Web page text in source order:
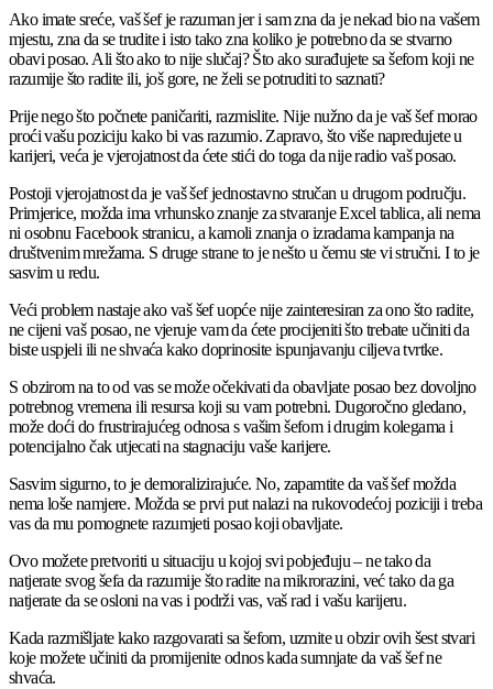
Ako imate sreće, vaš šef je razuman jer i sam zna da je nekad bio na vašem
mjestu, zna da se trudite i isto tako zna koliko je potrebno da se stvarno
obavi posao. Ali što ako to nije slučaj? Što ako surađujete sa šefom koji ne
razumije što radite ili, još gore, ne želi se potruditi to saznati?
Prije nego što počnete paničariti, razmislite. Nije nužno da je vaš šef morao
proći vašu poziciju kako bi vas razumio. Zapravo, što više napredujete u
karijeri, veća je vjerojatnost da ćete stići do toga da nije radio vaš posao.
Postoji vjerojatnost da je vaš šef jednostavno stručan u drugom području.
Primjerice, možda ima vrhunsko znanje za stvaranje Excel tablica, ali nema
ni osobnu Facebook stranicu, a kamoli znanja o izradama kampanja na
društvenim mrežama. S druge strane to je nešto u čemu ste vi stručni. I to je
sasvim u redu.
Veći problem nastaje ako vaš šef uopće nije zainteresiran za ono što radite,
ne cijeni vaš posao, ne vjeruje vam da ćete procijeniti što trebate učiniti da
biste uspjeli ili ne shvaća kako doprinosite ispunjavanju ciljeva tvrtke.
S obzirom na to od vas se može očekivati da obavljate posao bez dovoljno
potrebnog vremena ili resursa koji su vam potrebni. Dugoročno gledano,
može doći do frustrirajućeg odnosa s vašim šefom i drugim kolegama i
potencijalno čak utjecati na stagnaciju vaše karijere.
Sasvim sigurno, to je demoralizirajuće. No, zapamtite da vaš šef možda
nema loše namjere. Možda se prvi put nalazi na rukovodećoj poziciji i treba
vas da mu pomognete razumjeti posao koji obavljate.
Ovo možete pretvoriti u situaciju u kojoj svi pobjeđuju – ne tako da
natjerate svog šefa da razumije što radite na mikrorazini, već tako da ga
natjerate da se osloni na vas i podrži vas, vaš rad i vašu karijeru.
Kada razmišljate kako razgovarati sa šefom, uzmite u obzir ovih šest stvari
koje možete učiniti da promijenite odnos kada sumnjate da vaš šef ne
shvaća.